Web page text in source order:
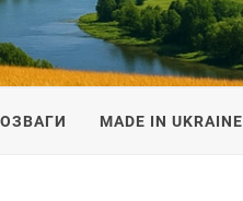
MADE IN UKRAINE